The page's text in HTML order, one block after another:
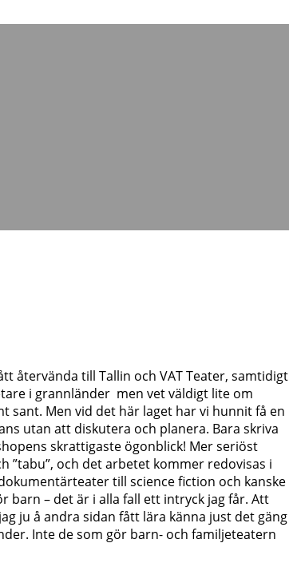
återvända till Tallin och VAT Teater, samtidigt
i grannländer men vet väldigt lite om
sant. Men vid det här laget har vi hunnit få en
utan att diskutera och planera. Bara skriva
skrattigaste ögonblick! Mer seriöst
”tabu”, och det arbetet kommer redovisas i
till science fiction och kanske
barn – det är i alla fall ett intryck jag får. Att
ju å andra sidan fått lära känna just det gäng
Inte de som gör barn- och familjeteatern